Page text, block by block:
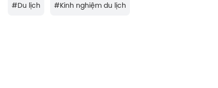
#Du lịch #Kinh nghiệm du lịch